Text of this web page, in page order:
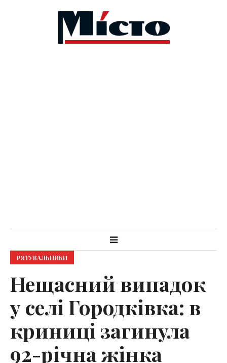
РЯТУВАЛЬНИКИ
Нещасний випадок
у селі Городківка: в
криниці загинула
92-річна жінка